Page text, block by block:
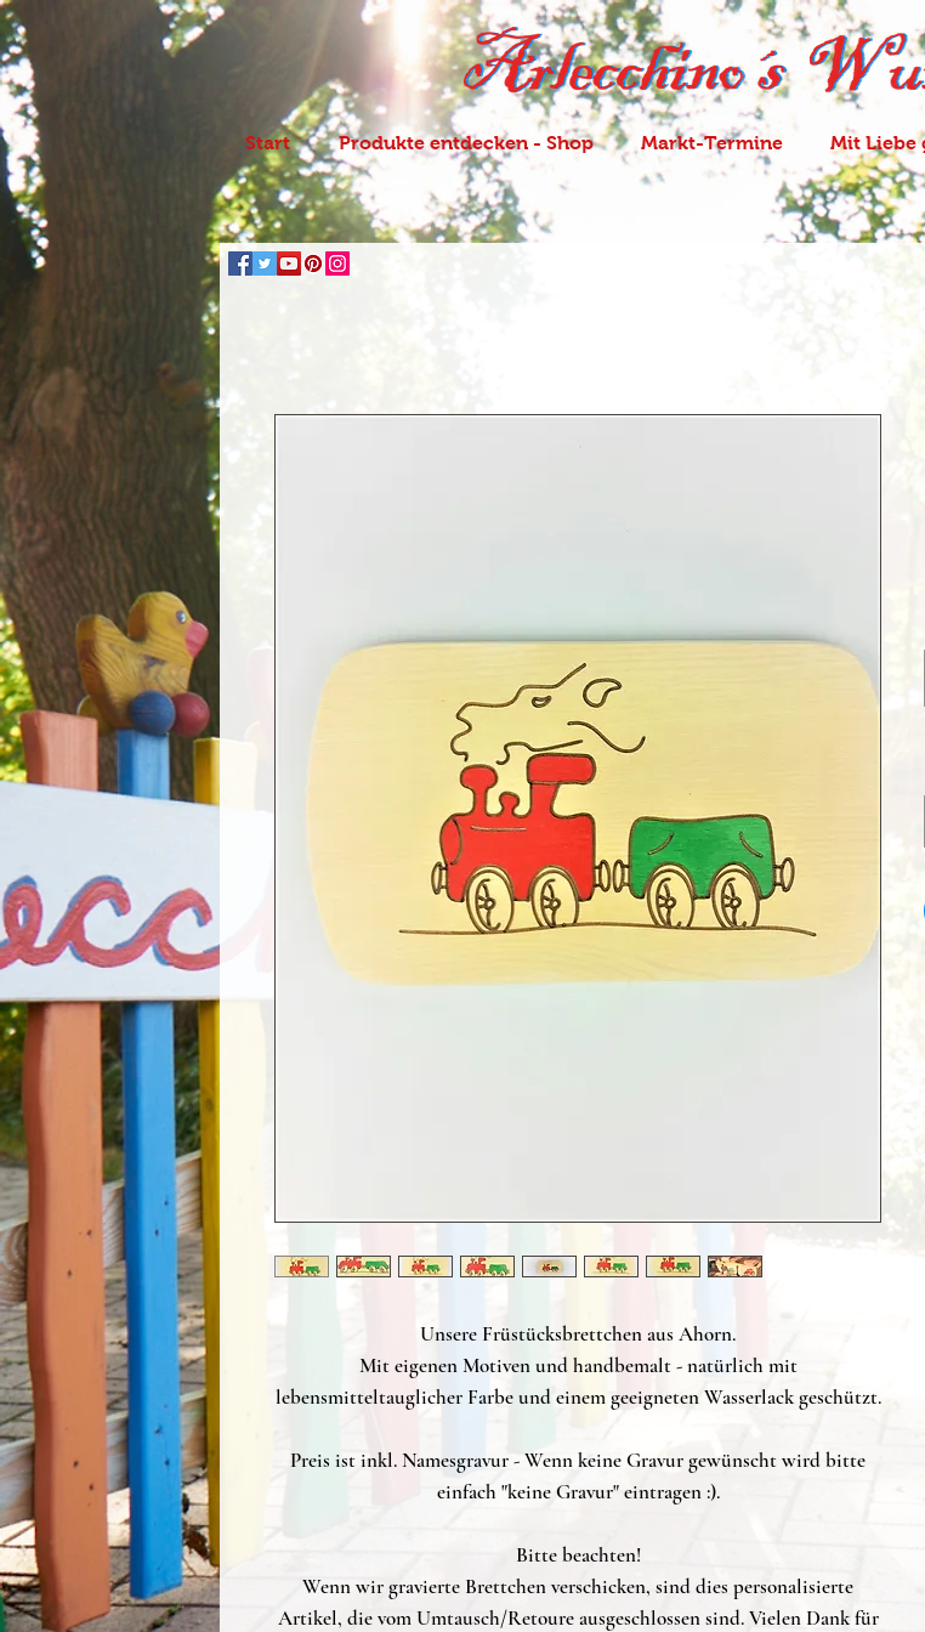
Start Produkte entdecken - Shop Markt-Termine Mit Liebe
Unsere Früstücksbrettchen aus Ahorn.
Mit eigenen Motiven und handbemalt - natürlich mit
lebensmitteltauglicher Farbe und einem geeigneten Wasserlack geschützt.
Preis ist inkl. Namesgravur - Wenn keine Gravur gewünscht wird bitte
einfach "keine Gravur" eintragen :).
Bitte beachten!
Wenn wir gravierte Brettchen verschicken, sind dies personalisierte
Artikel, die vom Umtausch/Retoure ausgeschlossen sind. Vielen Dank für